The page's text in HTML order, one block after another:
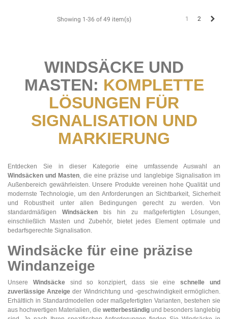
Showing 1-36 of 49 item(s) 1 2
WINDSÄCKE UND
MASTEN: KOMPLETTE
LÖSUNGEN FÜR
SIGNALISATION UND
MARKIERUNG
Entdecken Sie in dieser Kategorie eine umfassende Auswahl an
Windsäcken und Masten, die eine präzise und langlebige Signalisation im
Außenbereich gewährleisten. Unsere Produkte vereinen hohe Qualität und
modernste Technologie, um den Anforderungen an Sichtbarkeit, Sicherheit
und Robustheit unter allen Bedingungen gerecht zu werden. Von
standardmäßigen Windsäcken bis hin zu maßgefertigten Lösungen,
einschließlich Masten und Zubehör, bietet jedes Element optimale und
bedarfsgerechte Signalisation.
Windsäcke für eine präzise
Windanzeige
Unsere Windsäckesind so konzipiert, dass sie eineschnelle und
zuverlässige Anzeige der Windrichtung und -geschwindigkeit ermöglichen.
Erhältlich in Standardmodellen oder maßgefertigten Varianten, bestehen sie
aus hochwertigen Materialien, die wetterbeständig und besonders langlebig